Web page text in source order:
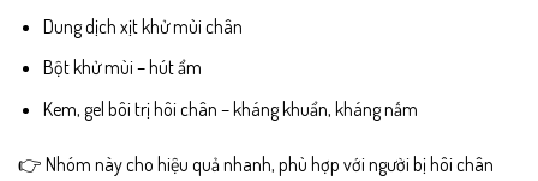
Dung dịch xịt khử mùi chân
Bột khử mùi – hút ẩm
Kem, gel bôi trị hôi chân – kháng khuẩn, kháng nấm
👉 Nhóm này cho hiệu quả nhanh, phù hợp với người bị hôi chân